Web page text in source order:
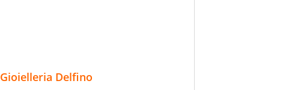
Gioielleria Delfino